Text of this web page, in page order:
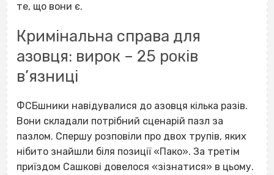
те, що вони є.
Кримінальна справа для
азовця: вирок – 25 років
в’язниці
ФСБшники навідувалися до азовця кілька разів.
Вони складали потрібний сценарій пазл за
пазлом. Спершу розповіли про двох трупів, яких
нібито знайшли біля позиції «Пако». За третім
приїздом Сашкові довелося «зізнатися» в цьому.